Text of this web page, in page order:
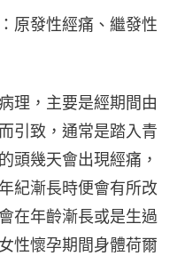
原發性經痛、繼發性
理，主要是經期間由
引致，通常是踏入青
頭幾天會出現經痛，
紀漸長時便會有所改
在年齡漸長或是生過
性懷孕期間身體荷爾